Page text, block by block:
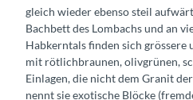
gleich wieder ebenso steil
Bachbett des Lombachs und an
Habkerntals finden sich grössere
mit rötlichbraunen, olivgrünen,
Einlagen, die nicht dem Granit
nennt sie exotische Blöcke